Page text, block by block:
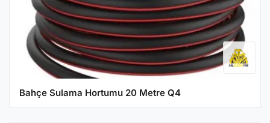
Bahçe Sulama Hortumu 20 Metre Q4